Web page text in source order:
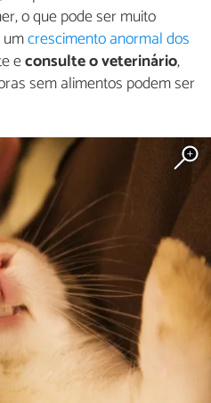
o que pode ser muito
crescimento anormal dos
econsulte o veterinário,
sem alimentos podem ser